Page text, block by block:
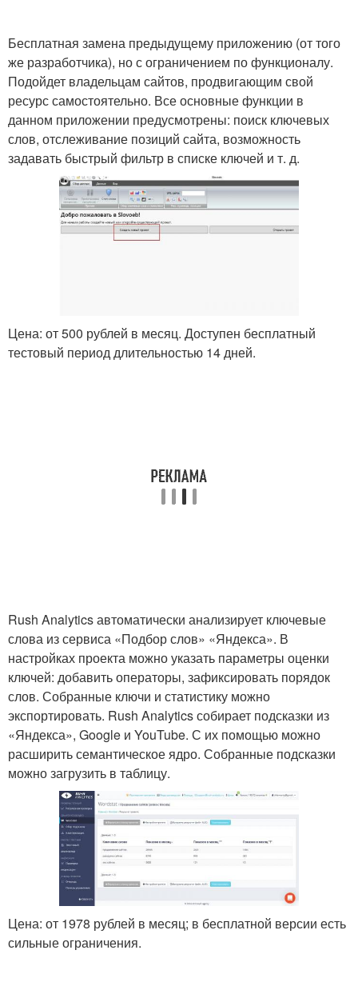
Бесплатная замена предыдущему приложению (от того
же разработчика), но с ограничением по функционалу.
Подойдет владельцам сайтов, продвигающим свой
ресурс самостоятельно. Все основные функции в
данном приложении предусмотрены: поиск ключевых
слов, отслеживание позиций сайта, возможность
задавать быстрый фильтр в списке ключей и т. д.
Цена: от 500 рублей в месяц. Доступен бесплатный
тестовый период длительностью 14 дней.
Rush Analytics автоматически анализирует ключевые
слова из сервиса «Подбор слов» «Яндекса». В
настройках проекта можно указать параметры оценки
ключей: добавить операторы, зафиксировать порядок
слов. Собранные ключи и статистику можно
экспортировать. Rush Analytics собирает подсказки из
«Яндекса», Google и YouTube. С их помощью можно
расширить семантическое ядро. Собранные подсказки
можно загрузить в таблицу.
Цена: от 1978 рублей в месяц; в бесплатной версии есть
сильные ограничения.